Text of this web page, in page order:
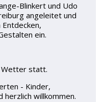
Blinkert und Udo
angeleitet und
ein.
Wetter statt.
- Kinder,
herzlich willkommen.